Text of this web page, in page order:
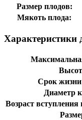
Размер плодов:
Мякоть плода:
Характеристики
Срок жизни
Диаметр
Возраст